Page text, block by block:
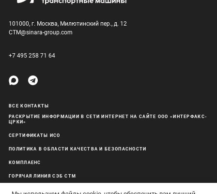
101000, г. Москва, Милютинский пер., д. 12
CTM@sinara-group.com
+7 495 258 71 64
ВСЕ КОНТАКТЫ
РАСКРЫТИЕ ИНФОРМАЦИИ В СЕТИ ИНТЕРНЕТ НА САЙТЕ ООО «ИНТЕРФАКС-
ЦРКИ»
СЕРТИФИКАТЫ ИСО
ПОЛИТИКА В ОБЛАСТИ КАЧЕСТВА И БЕЗОПАСНОСТИ
КОМПЛАЕНС
ГОРЯЧАЯ ЛИНИЯ СЭБ СТМ